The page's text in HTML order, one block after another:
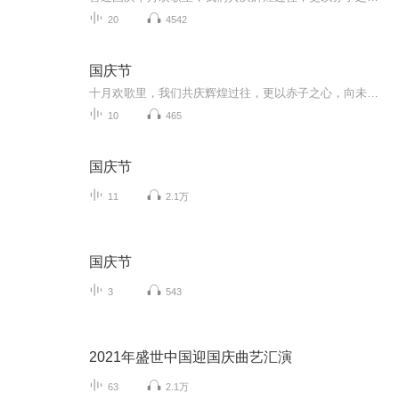
20 4542
国庆节
10 465
国庆节
11 2.1万
国庆节
3 543
2021年盛世中国迎国庆曲艺汇演
63 2.1万